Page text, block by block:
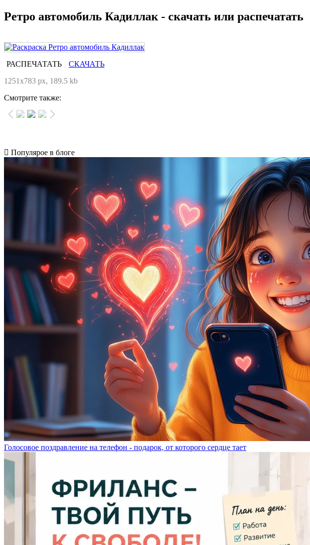
Ретро автомобиль Кадиллак - скачать или распечатать
РАСПЕЧАТАТЬ
СКАЧАТЬ
1251x783 px, 189.5 kb
Смотрите также:
Популярое в блоге
Голосовое поздравление на телефон - подарок, от которого сердце тает